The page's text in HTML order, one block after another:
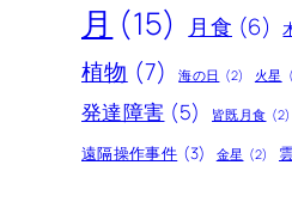
月 (15) 月食 (6)
植物 (7) 海の日 (2) 火星
発達障害 (5) 皆既月食 (2)
遠隔操作事件 (3) 金星 (2)